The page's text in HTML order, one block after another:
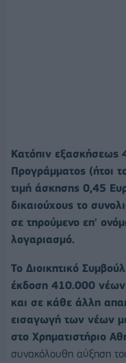
Κατόπιν εξασκήσεως
Προγράμματος (ήτοι
τιμή άσκησης 0,45
δικαιούχους το
σε τηρούμενο επ'
λογαριασμό.
Το Διοικητικό
έκδοση 410.000
και σε κάθε άλλη
εισαγωγή των νέων
στο Χρηματιστήριο
συνακόλουθη αύξηση